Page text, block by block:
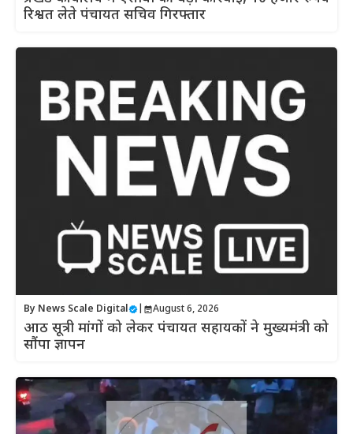
रिश्वत लेते पंचायत सचिव गिरफ्तार
By News Scale Digital August 6, 2026
आठ सूत्री मांगों को लेकर पंचायत सहायकों ने मुख्यमंत्री को
सौंपा ज्ञापन